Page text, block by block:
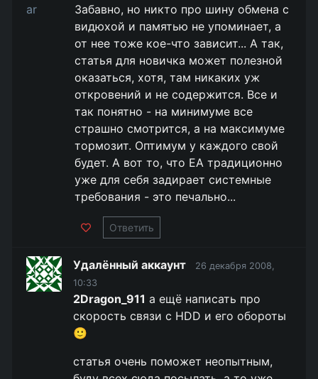
Забавно, но никто про шину обмена с
видюхой и памятью не упоминает, а
от нее тоже кое-что зависит... А так,
статья для новичка может полезной
оказаться, хотя, там никаких уж
откровений и не содержится. Все и
так понятно - на минимуме все
страшно смотрится, а на максимуме
тормозит. Оптимум у каждого свой
будет. А вот то, что ЕА традиционно
уже для себя задирает системные
требования - это печально...
Ответить
Удалённый аккаунт
26 декабря 2008,
10:33
2Dragon_911 а ещё написать про
скорость связи с HDD и его обороты
🙂
статья очень поможет неопытным,